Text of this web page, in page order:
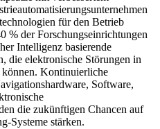
für den Betrieb
% der Forschungseinrichtungen
Intelligenz basierende
die elektronische Störungen in
können. Kontinuierliche
Software,
die zukünftigen Chancen auf
Systeme stärken.